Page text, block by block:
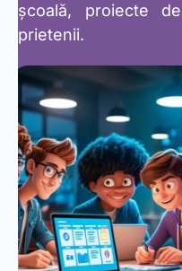
școală, proiecte
prietenii.